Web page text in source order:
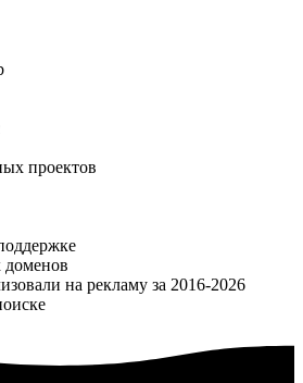
проектов
доменов
на рекламу за 2016-2026